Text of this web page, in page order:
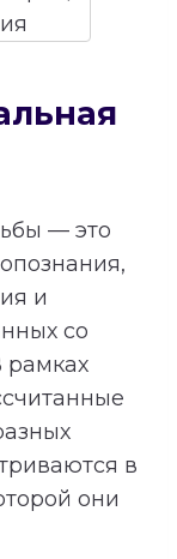
— это
и
со
в
они